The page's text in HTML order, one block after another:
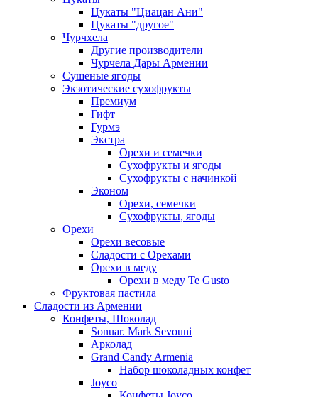
Цукаты "Циацан Ани"
Цукаты "другое"
Чурчхела
Другие производители
Чурчела Дары Армении
Сушеные ягоды
Экзотические сухофрукты
Премиум
Гифт
Гурмэ
Экстра
Орехи и семечки
Сухофрукты и ягоды
Сухофрукты с начинкой
Эконом
Орехи, семечки
Сухофрукты, ягоды
Орехи
Орехи весовые
Сладости с Орехами
Орехи в меду
Орехи в меду Te Gusto
Фруктовая пастила
Сладости из Армении
Конфеты, Шоколад
Sonuar. Mark Sevouni
Арколад
Grand Candy Armenia
Набор шоколадных конфет
Joyco